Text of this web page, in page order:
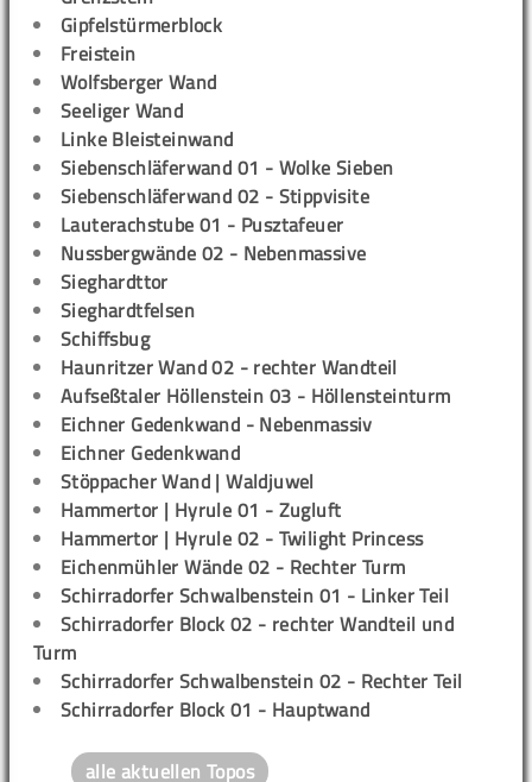
Gipfelstürmerblock
Freistein
Wolfsberger Wand
Seeliger Wand
Linke Bleisteinwand
Siebenschläferwand 01 - Wolke Sieben
Siebenschläferwand 02 - Stippvisite
Lauterachstube 01 - Pusztafeuer
Nussbergwände 02 - Nebenmassive
Sieghardttor
Sieghardtfelsen
Schiffsbug
Haunritzer Wand 02 - rechter Wandteil
Aufseßtaler Höllenstein 03 - Höllensteinturm
Eichner Gedenkwand - Nebenmassiv
Eichner Gedenkwand
Stöppacher Wand | Waldjuwel
Hammertor | Hyrule 01 - Zugluft
Hammertor | Hyrule 02 - Twilight Princess
Eichenmühler Wände 02 - Rechter Turm
Schirradorfer Schwalbenstein 01 - Linker Teil
Schirradorfer Block 02 - rechter Wandteil und
Turm
Schirradorfer Schwalbenstein 02 - Rechter Teil
Schirradorfer Block 01 - Hauptwand
alle aktuellen Topos